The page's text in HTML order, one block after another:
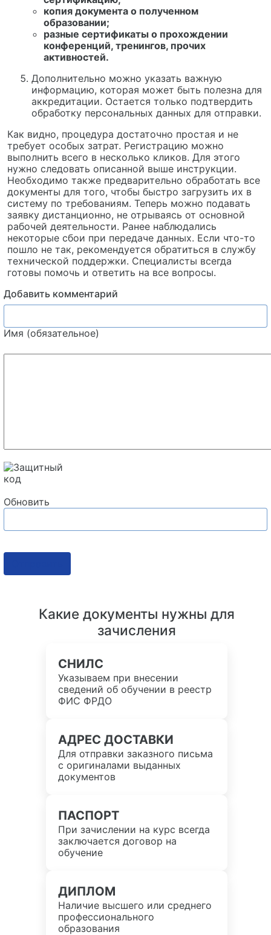
копия документа о полученном
образовании;
разные сертификаты о прохождении
конференций, тренингов, прочих
активностей.
Дополнительно можно указать важную
информацию, которая может быть полезна для
аккредитации. Остается только подтвердить
обработку персональных данных для отправки.
Как видно, процедура достаточно простая и не
требует особых затрат. Регистрацию можно
выполнить всего в несколько кликов. Для этого
нужно следовать описанной выше инструкции.
Необходимо также предварительно обработать все
документы для того, чтобы быстро загрузить их в
систему по требованиям. Теперь можно подавать
заявку дистанционно, не отрываясь от основной
рабочей деятельности. Ранее наблюдались
некоторые сбои при передаче данных. Если что-то
пошло не так, рекомендуется обратиться в службу
технической поддержки. Специалисты всегда
готовы помочь и ответить на все вопросы.
Добавить комментарий
Имя (обязательное)
Обновить
Какие документы нужны для
зачисления
СНИЛС
Указываем при внесении
сведений об обучении в реестр
ФИС ФРДО
АДРЕС ДОСТАВКИ
Для отправки заказного письма
с оригиналами выданных
документов
ПАСПОРТ
При зачислении на курс всегда
заключается договор на
обучение
ДИПЛОМ
Наличие высшего или среднего
профессионального
образования